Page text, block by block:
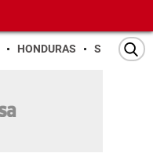
HONDURAS SAN PEDRO